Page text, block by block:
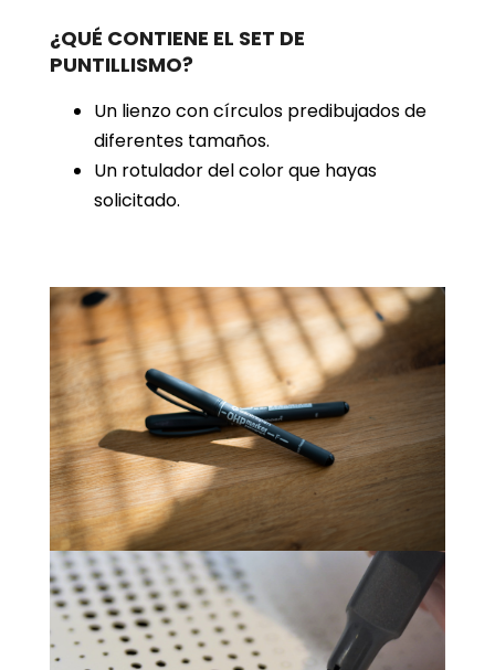
¿QUÉ CONTIENE EL SET DE
PUNTILLISMO?
Un lienzo con círculos predibujados de
diferentes tamaños.
Un rotulador del color que hayas
solicitado.